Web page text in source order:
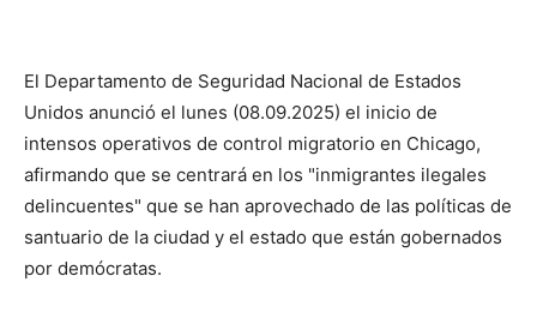
El Departamento de Seguridad Nacional de Estados
Unidos anunció el lunes (08.09.2025) el inicio de
intensos operativos de control migratorio en Chicago,
afirmando que se centrará en los "inmigrantes ilegales
delincuentes" que se han aprovechado de las políticas de
santuario de la ciudad y el estado que están gobernados
por demócratas.